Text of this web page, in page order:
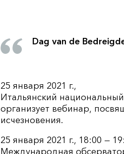
Dag van de
25 января 2021 г.,
Итальянский
организует вебинар,
исчезновения.
25 января 2021 г., 18:00 —
Международная